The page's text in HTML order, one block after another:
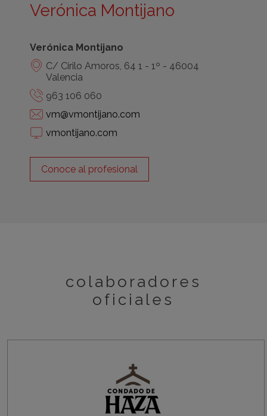
Verónica Montijano
Verónica Montijano
C/ Cirilo Amoros, 64 1 - 1º - 46004
Valencia
963 106 060
vm@vmontijano.com
vmontijano.com
Conoce al profesional
colaboradores
oficiales